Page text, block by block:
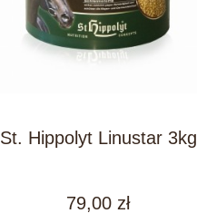
St. Hippolyt Linustar 3kg
79,00 zł